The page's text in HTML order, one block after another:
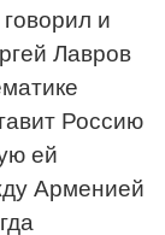
и
Лавров
Россию
ей
Арменией